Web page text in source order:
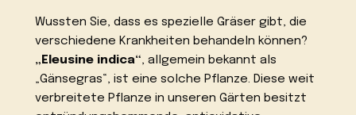
Wussten Sie, dass es spezielle Gräser gibt, die
verschiedene Krankheiten behandeln können?
„Eleusine indica“, allgemein bekannt als
„Gänsegras“, ist eine solche Pflanze. Diese weit
verbreitete Pflanze in unseren Gärten besitzt